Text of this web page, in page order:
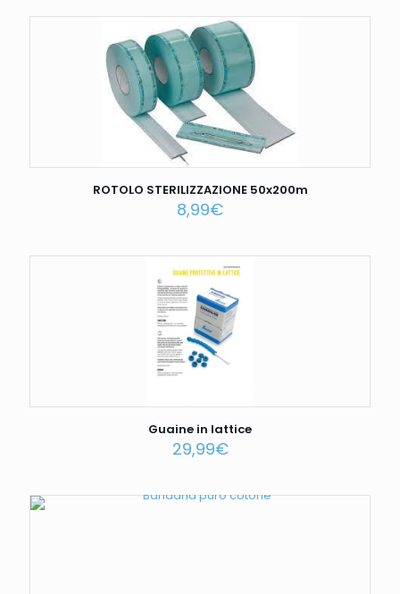
ROTOLO STERILIZZAZIONE 50x200m
8,99€
Guaine in lattice
29,99€